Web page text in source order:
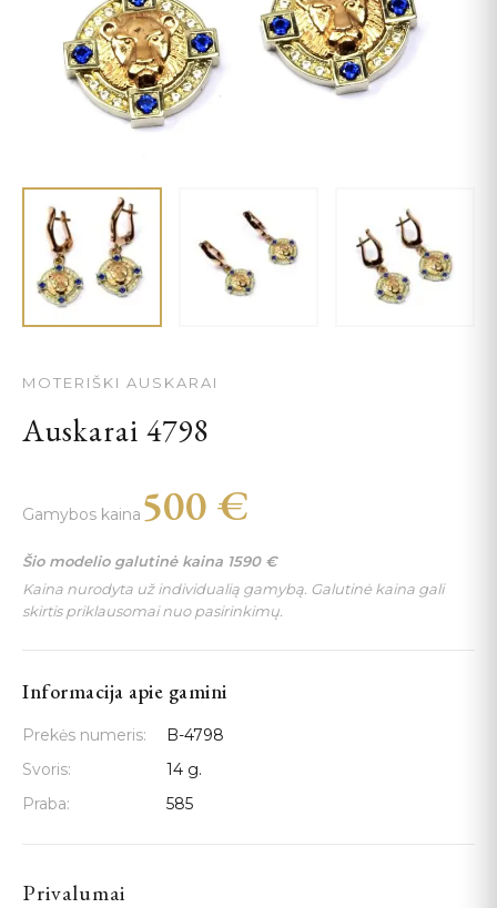
MOTERIŠKI AUSKARAI
Auskarai 4798
Gamybos kaina 500 €
Šio modelio galutinė kaina 1590 €
Kaina nurodyta už individualią gamybą. Galutinė kaina gali
skirtis priklausomai nuo pasirinkimų.
Informacija apie gamini
Prekės numeris:
B-4798
Svoris:
14 g.
Praba:
585
Privalumai